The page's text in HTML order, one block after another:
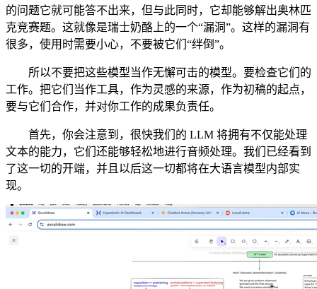
的问题它就可能答不出来，但与此同时，它却能够解出奥林匹
克竞赛题。这就像是瑞士奶酪上的一个“漏洞”。这样的漏洞有
很多，使用时需要小心，不要被它们“绊倒”。
所以不要把这些模型当作无懈可击的模型。要检查它们的
工作。把它们当作工具，作为灵感的来源，作为初稿的起点，
要与它们合作，并对你工作的成果负责任。
首先，你会注意到，很快我们的 LLM 将拥有不仅能处理
文本的能力，它们还能够轻松地进行音频处理。我们已经看到
了这一切的开端，并且以后这一切都将在大语言模型内部实
现。